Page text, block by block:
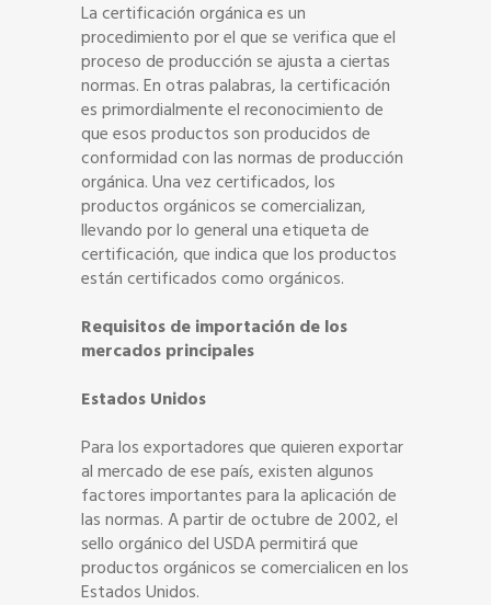
La certificación orgánica es un
procedimiento por el que se verifica que el
proceso de producción se ajusta a ciertas
normas. En otras palabras, la certificación
es primordialmente el reconocimiento de
que esos productos son producidos de
conformidad con las normas de producción
orgánica. Una vez certificados, los
productos orgánicos se comercializan,
llevando por lo general una etiqueta de
certificación, que indica que los productos
están certificados como orgánicos.
Requisitos de importación de los
mercados principales
Estados Unidos
Para los exportadores que quieren exportar
al mercado de ese país, existen algunos
factores importantes para la aplicación de
las normas. A partir de octubre de 2002, el
sello orgánico del USDA permitirá que
productos orgánicos se comercialicen en los
Estados Unidos.